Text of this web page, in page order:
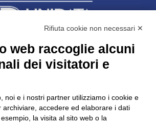
s.r.lcon unico socio
1 - 23100 Sondrio
- N.REA SO-36426
unidata.sondrio@legalmail.it
Rifiuta cookie non necessari ✕
web raccoglie alcuni
dei visitatori e
noi e i nostri partner utilizziamo i cookie e
archiviare, accedere ed elaborare i dati
la visita al sito web o la